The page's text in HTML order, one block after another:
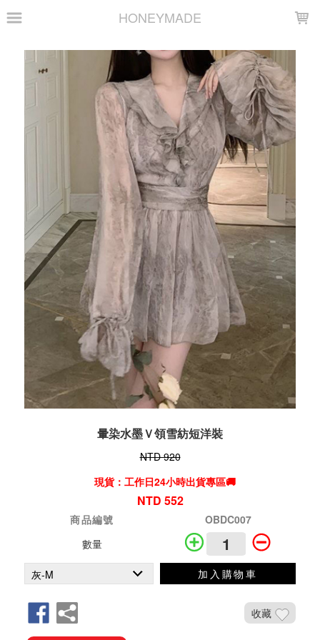
HONEYMADE
暈染水墨Ｖ領雪紡短洋裝
NTD 920
現貨：工作日24小時出貨專區🚚
NTD 552
商品編號
OBDC007
數量
加入購物車
收藏